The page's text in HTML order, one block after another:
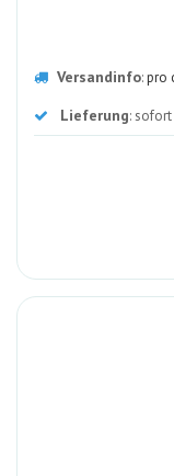
Versandinfo:pro
Lieferung: